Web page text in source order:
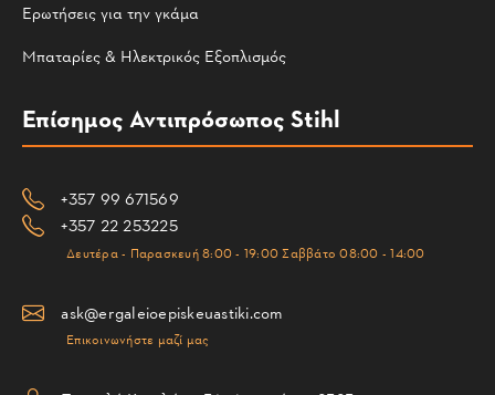
Ερωτήσεις για την γκάμα
Μπαταρίες & Ηλεκτρικός Εξοπλισμός
Επίσημος Αντιπρόσωπος Stihl
+357 99 671569
+357 22 253225
Δευτέρα - Παρασκευή 8:00 - 19:00 Σαββάτο 08:00 - 14:00
ask@ergaleioepiskeuastiki.com
Επικοινωνήστε μαζί μας